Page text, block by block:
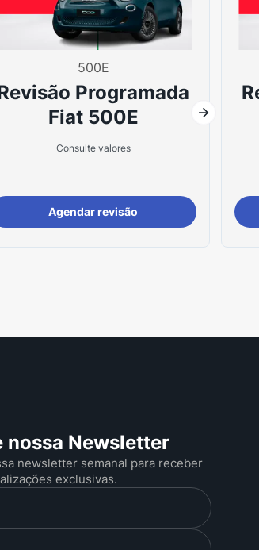
500E
Programada
Fiat 500E
Consulte valores
Agendar revisão
nossa Newsletter
newsletter semanal para receber
exclusivas.